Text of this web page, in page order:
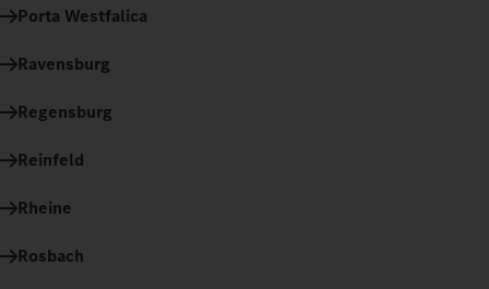
Porta Westfalica
Ravensburg
Regensburg
Reinfeld
Rheine
Rosbach